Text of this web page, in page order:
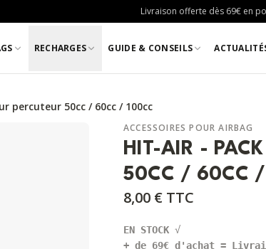
Livraison offerte dès 69€ en
RECHARGES GUIDE & CONSEILS
percuteur 50cc / 60cc / 100cc
ACCESSOIRES POUR AIRBAG
HIT-AIR -
50CC / 60CC /
8,00 € TTC
EN STOCK
+ de 69€ d'achat =